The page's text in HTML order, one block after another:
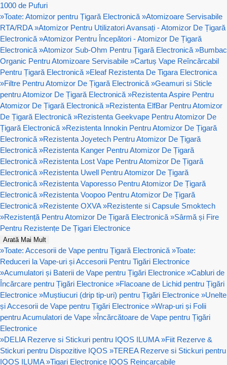
1000 de Pufuri
»Toate: Atomizor pentru Țigară Electronică »Atomizoare Servisabile
RTA/RDA »Atomizor Pentru Utilizatori Avansați - Atomizor De Țigară
Electronică »Atomizor Pentru Începători - Atomizor De Țigară
Electronică »Atomizor Sub-Ohm Pentru Țigară Electronică »Bumbac
Organic Pentru Atomizoare Servisabile »Cartuș Vape Reîncărcabil
Pentru Țigară Electronică »Eleaf Rezistenta De Tigara Electronica
»Filtre Pentru Atomizor De Țigară Electronică »Geamuri si Sticle
pentru Atomizor De Țigară Electronică »Rezistenta Aspire Pentru
Atomizor De Țigară Electronică »Rezistenta ElfBar Pentru Atomizor
De Țigară Electronică »Rezistenta Geekvape Pentru Atomizor De
Țigară Electronică »Rezistenta Innokin Pentru Atomizor De Țigară
Electronică »Rezistenta Joyetech Pentru Atomizor De Țigară
Electronică »Rezistenta Kanger Pentru Atomizor De Țigară
Electronică »Rezistenta Lost Vape Pentru Atomizor De Țigară
Electronică »Rezistenta Uwell Pentru Atomizor De Țigară
Electronică »Rezistenta Vaporesso Pentru Atomizor De Țigară
Electronică »Rezistenta Voopoo Pentru Atomizor De Țigară
Electronică »Rezistente OXVA »Rezistente si Capsule Smoktech
»Rezistență Pentru Atomizor De Țigară Electronică »Sârmă și Fire
Pentru Rezistențe De Țigari Electronice
Arată Mai Mult
»Toate: Accesorii de Vape pentru Țigară Electronică »Toate:
Reduceri la Vape-uri și Accesorii Pentru Tigări Electronice
»Acumulatori și Baterii de Vape pentru Țigări Electronice »Cabluri de
Încărcare pentru Țigări Electronice »Flacoane de Lichid pentru Țigări
Electronice »Muștiucuri (drip tip-uri) pentru Țigări Electronice »Unelte
și Accesorii de Vape pentru Țigări Electronice »Wrap-uri și Folii
pentru Acumulatori de Vape »Încărcătoare de Vape pentru Țigări
Electronice
»DELIA Rezerve si Stickuri pentru IQOS ILUMA »Fiit Rezerve &
Stickuri pentru Dispozitive IQOS »TEREA Rezerve si Stickuri pentru
IQOS ILUMA »Tigari Electronice IQOS Reincarcabile